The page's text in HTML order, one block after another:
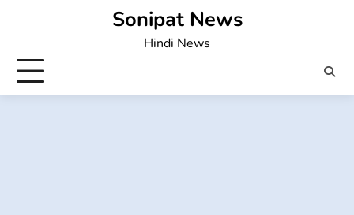
Sonipat News
Hindi News